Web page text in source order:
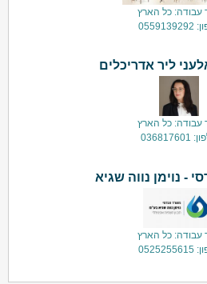
עבודה: כל הארץ
ליר אדריכלים
עבודה: כל הארץ
- נוימן נווה שגיא
עבודה: כל הארץ